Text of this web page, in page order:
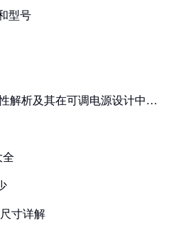
型号
解析及其在可调电源设计中的
全
寸详解